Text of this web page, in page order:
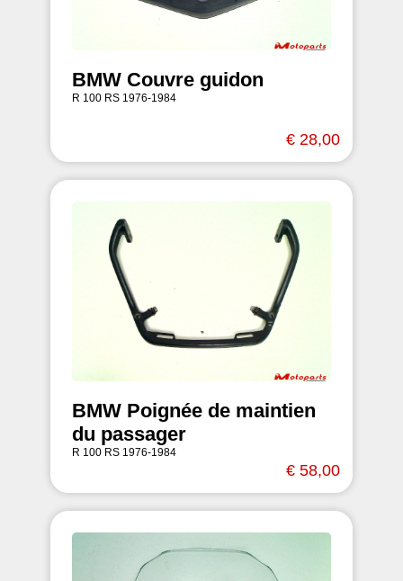
BMW Couvre guidon
R 100 RS 1976-1984
€ 28,00
BMW Poignée de maintien
du passager
R 100 RS 1976-1984
€ 58,00